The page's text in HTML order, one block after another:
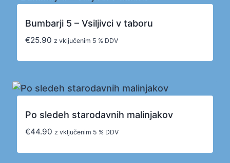
Bumbarji 5 – Vsiljivci v taboru
€25.90 z vključenim 5 % DDV
Po sledeh starodavnih malinjakov
€44.90 z vključenim 5 % DDV